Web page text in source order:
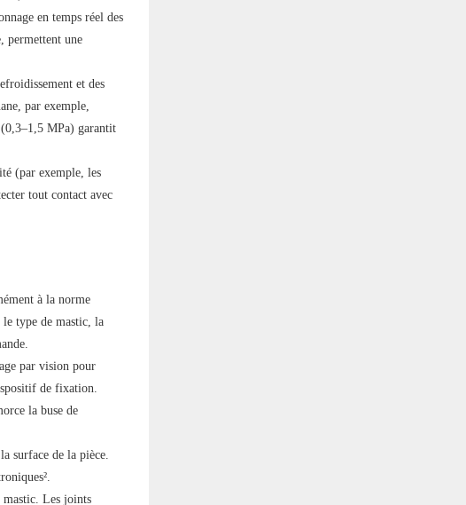
en temps réel des
permettent une
et des
par exemple,
MPa) garantit
(par exemple, les
tout contact avec
à la norme
le type de mastic, la
par vision pour
de fixation.
la buse de
surface de la pièce.
Les joints